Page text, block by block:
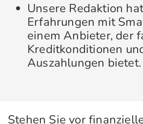
Unsere Redaktion
Erfahrungen mit
einem Anbieter, der
Kreditkonditionen
Auszahlungen bietet.
Stehen Sie vor